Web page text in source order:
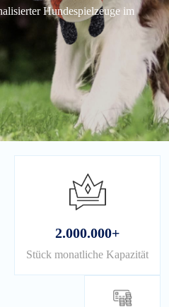
Hundespielzeuge im
2.000.000+
Stück monatliche Kapazität